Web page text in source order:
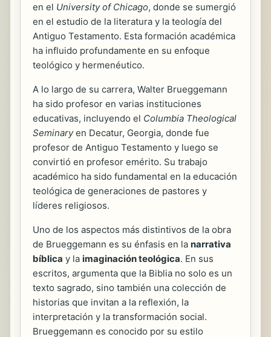
en el University of Chicago, donde se sumergió
en el estudio de la literatura y la teología del
Antiguo Testamento. Esta formación académica
ha influido profundamente en su enfoque
teológico y hermenéutico.
A lo largo de su carrera, Walter Brueggemann
ha sido profesor en varias instituciones
educativas, incluyendo el Columbia Theological
Seminaryen Decatur, Georgia, donde fue
profesor de Antiguo Testamento y luego se
convirtió en profesor emérito. Su trabajo
académico ha sido fundamental en la educación
teológica de generaciones de pastores y
líderes religiosos.
Uno de los aspectos más distintivos de la obra
de Brueggemann es su énfasis en la narrativa
bíblica y la imaginación teológica. En sus
escritos, argumenta que la Biblia no solo es un
texto sagrado, sino también una colección de
historias que invitan a la reflexión, la
interpretación y la transformación social.
Brueggemann es conocido por su estilo